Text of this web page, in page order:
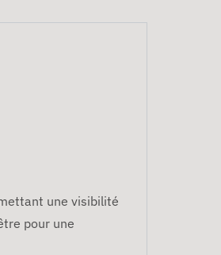
une visibilité
pour une